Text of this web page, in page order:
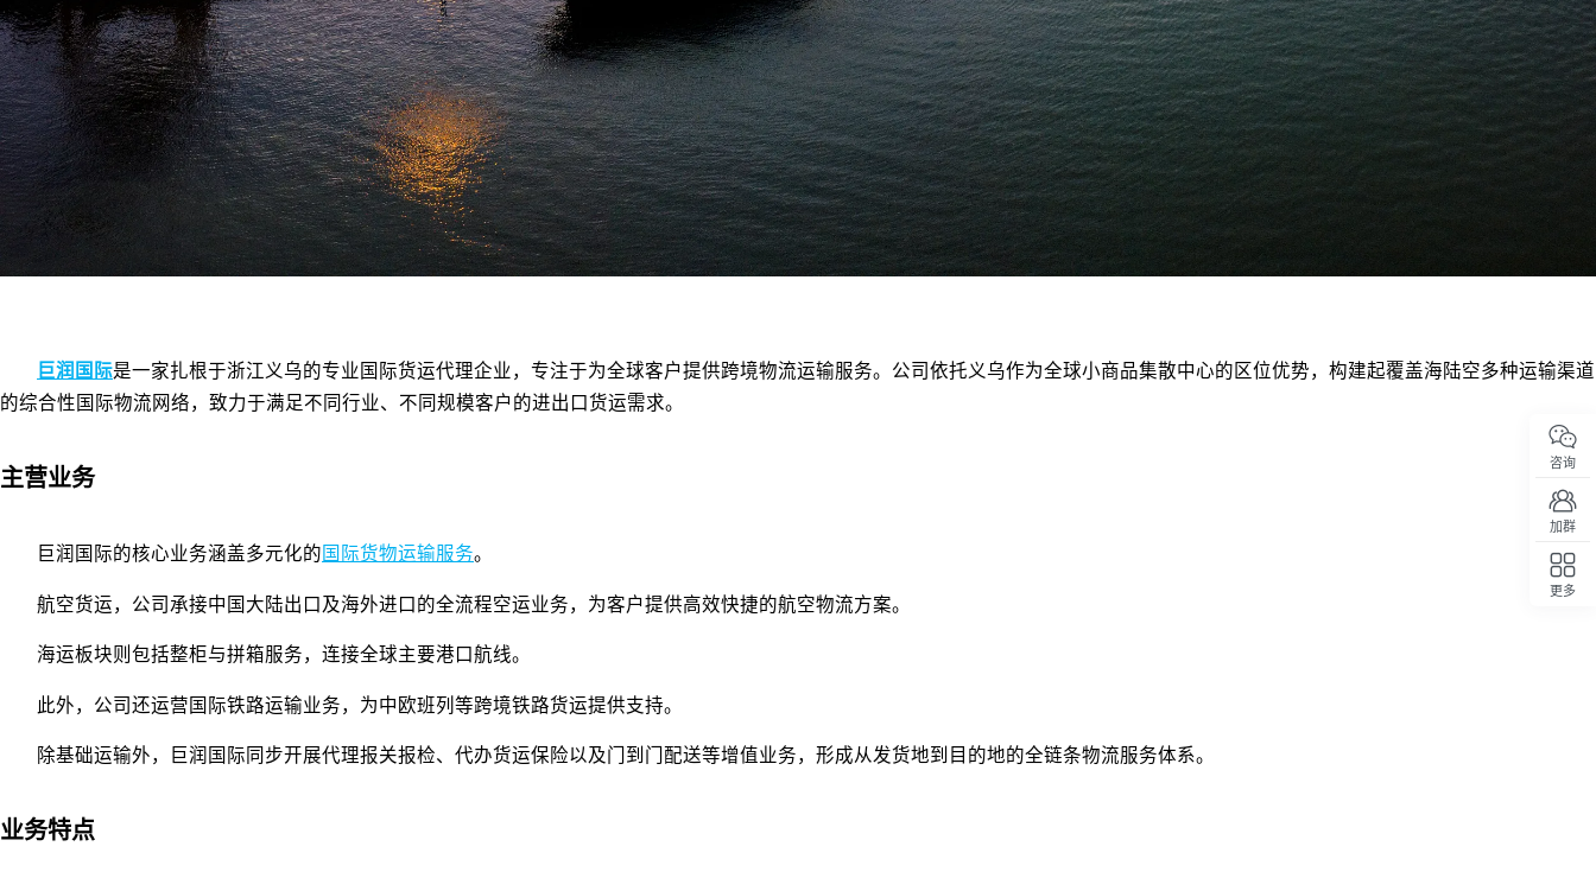
巨润国际是一家扎根于浙江义乌的专业国际货运代理企业，专注于为全球客户提供跨境物流运输服务。公司依托义乌作为全球小商品集散中心的区位优势，构建起覆盖海陆空多种运输渠道
的综合性国际物流网络，致力于满足不同行业、不同规模客户的进出口货运需求。
主营业务
巨润国际的核心业务涵盖多元化的 国际货物运输服务。
航空货运，公司承接中国大陆出口及海外进口的全流程空运业务，为客户提供高效快捷的航空物流方案。
海运板块则包括整柜与拼箱服务，连接全球主要港口航线。
此外，公司还运营国际铁路运输业务，为中欧班列等跨境铁路货运提供支持。
除基础运输外，巨润国际同步开展代理报关报检、代办货运保险以及门到门配送等增值业务，形成从发货地到目的地的全链条物流服务体系。
业务特点
咨询
加群
更多